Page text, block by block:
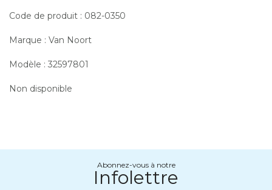
Code de produit : 082-0350
Marque : Van Noort
Modèle : 32597801
Non disponible
Abonnez-vous à notre
Infolettre